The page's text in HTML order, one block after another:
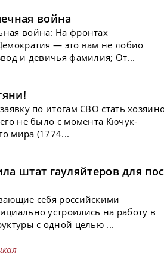
война
война: На фронтах
— это вам не лобио
и девичья фамилия; От...
по итогам СВО стать
не было с момента Кючук-
мира (1774...
штат гауляйтеров для
себя российскими
устроились на работу в
с одной целью ...